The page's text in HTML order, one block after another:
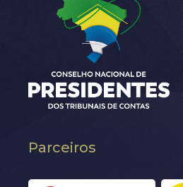
Parceiros